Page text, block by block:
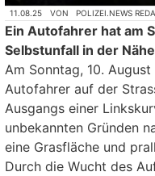
11.08.25 VON POLIZEI.NEWS
Ein Autofahrer hat am
Selbstunfall in der
Am Sonntag, 10.
Autofahrer auf der
Ausgangs einer
unbekannten Gründen
eine Grasfläche und
Durch die Wucht des